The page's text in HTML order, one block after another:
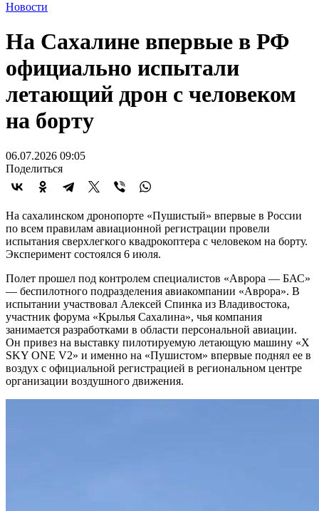
Новости
На Сахалине впервые в РФ
официально испытали
летающий дрон с человеком
на борту
06.07.2026 09:05
Поделиться
На сахалинском дронопорте «Пушистый» впервые в России
по всем правилам авиационной регистрации провели
испытания сверхлегкого квадрокоптера с человеком на борту.
Эксперимент состоялся 6 июля.
Полет прошел под контролем специалистов «Аврора — БАС»
— беспилотного подразделения авиакомпании «Аврора». В
испытании участвовал Алексей Спинка из Владивостока,
участник форума «Крылья Сахалина», чья компания
занимается разработками в области персональной авиации.
Он привез на выставку пилотируемую летающую машину «X
SKY ONE V2» и именно на «Пушистом» впервые поднял ее в
воздух с официальной регистрацией в региональном центре
организации воздушного движения.